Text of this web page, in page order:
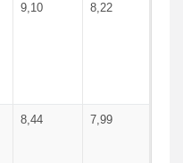
9,10 8,22
8,44 7,99